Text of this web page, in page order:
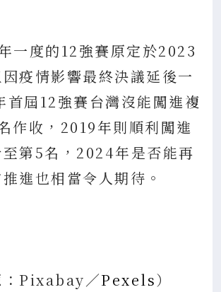
一度的12強賽原定於2023
疫情影響最終決議延後一
首屆12強賽台灣沒能闖進複
作收，2019年則順利闖進
第5名，2024年是否能再
進也相當令人期待。
：Pixabay／Pexels）